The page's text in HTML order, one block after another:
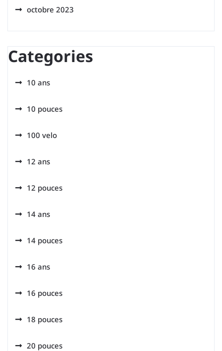
octobre 2023
Categories
10 ans
10 pouces
100 velo
12 ans
12 pouces
14 ans
14 pouces
16 ans
16 pouces
18 pouces
20 pouces